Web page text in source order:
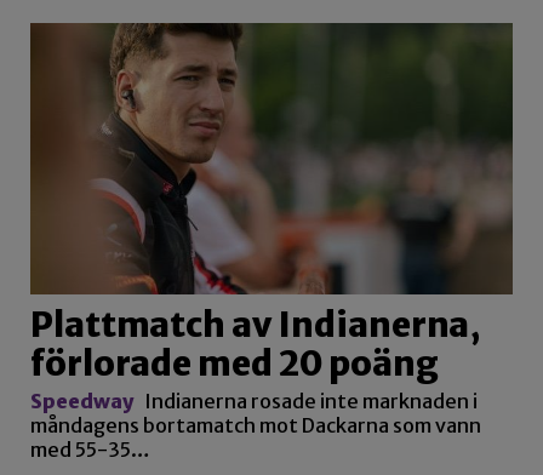
Plattmatch av Indianerna,
förlorade med 20 poäng
Speedway Indianerna rosade inte marknaden i
måndagens bortamatch mot Dackarna som vann
med 55-35…